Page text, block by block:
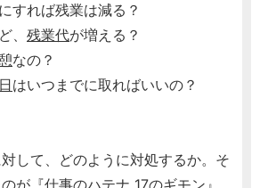
すれば残業は減る？
、 残業代が増える？
なの？
はいつまでに取ればいいの？
して、どのように対処するか。そ